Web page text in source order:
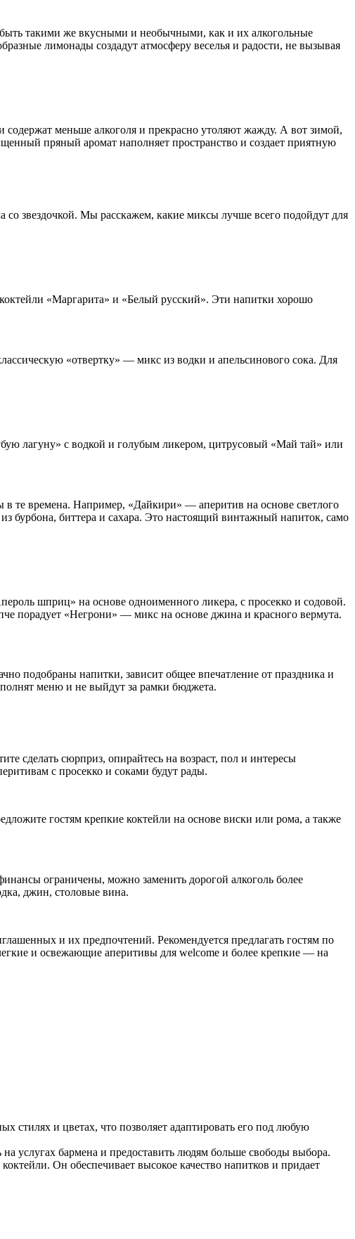
такими же вкусными и необычными, как и их алкогольные
лимонады создадут атмосферу веселья и радости, не вызывая
меньше алкоголя и прекрасно утоляют жажду. А вот зимой,
пряный аромат наполняет пространство и создает приятную
звездочкой. Мы расскажем, какие миксы лучше всего подойдут для
«Маргарита» и «Белый русский». Эти напитки хорошо
«отвертку» — микс из водки и апельсинового сока. Для
лагуну» с водкой и голубым ликером, цитрусовый «Май тай» или
те времена. Например, «Дайкири» — аперитив на основе светлого
бурбона, биттера и сахара. Это настоящий винтажный напиток, само
шприц» на основе одноименного ликера, с просекко и содовой.
порадует «Негрони» — микс на основе джина и красного вермута.
подобраны напитки, зависит общее впечатление от праздника и
меню и не выйдут за рамки бюджета.
сделать сюрприз, опирайтесь на возраст, пол и интересы
с просекко и соками будут рады.
гостям крепкие коктейли на основе виски или рома, а также
ограничены, можно заменить дорогой алкоголь более
джин, столовые вина.
и их предпочтений. Рекомендуется предлагать гостям по
и освежающие аперитивы для welcome и более крепкие — на
стилях и цветах, что позволяет адаптировать его под любую
услугах бармена и предоставить людям больше свободы выбора.
Он обеспечивает высокое качество напитков и придает